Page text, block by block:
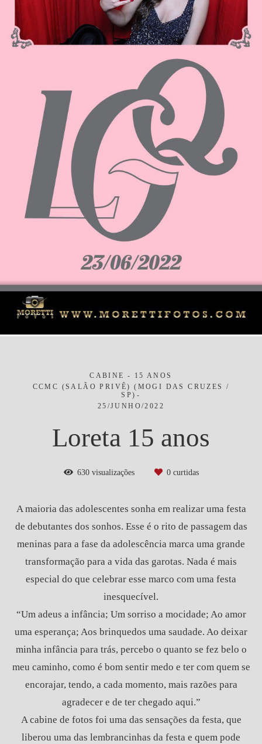
CABINE - 15 ANOS
CCMC (SALÃO PRIVÊ) (MOGI DAS CRUZES /
SP)
25/JUNHO/2022
Loreta 15 anos
630visualizações 0curtidas
A maioria das adolescentes sonha em realizar uma festa
de debutantes dos sonhos. Esse é o rito de passagem das
meninas para a fase da adolescência marca uma grande
transformação para a vida das garotas. Nada é mais
especial do que celebrar esse marco com uma festa
inesquecível.
“Um adeus a infância; Um sorriso a mocidade; Ao amor
uma esperança; Aos brinquedos uma saudade. Ao deixar
minha infância para trás, percebo o quanto se fez belo o
meu caminho, como é bom sentir medo e ter com quem se
encorajar, tendo, a cada momento, mais razões para
agradecer e de ter chegado aqui.”
A cabine de fotos foi uma das sensações da festa, que
liberou uma das lembrancinhas da festa e quem pode